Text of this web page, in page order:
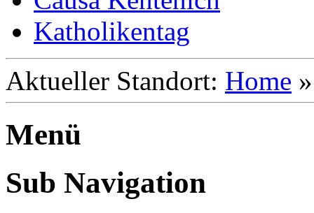
Katholikentag
Aktueller Standort: Home
Menü
Sub Navigation